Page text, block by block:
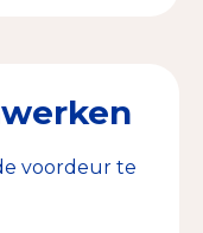
voordeur te